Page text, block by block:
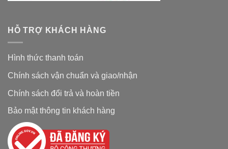
HỖ TRỢ KHÁCH HÀNG
Hình thức thanh toán
Chính sách vận chuẩn và giao/nhận
Chính sách đổi trả và hoàn tiền
Bảo mật thông tin khách hàng